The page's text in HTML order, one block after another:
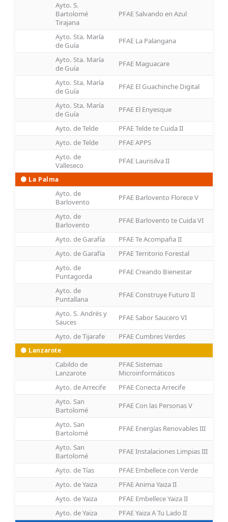
Ayto. S.
Bartolomé
Tirajana
PFAE Salvando en Azul
Ayto. Sta. María
de Guía
PFAE La Palangana
Ayto. Sta. María
de Guía
PFAE Maguacare
Ayto. Sta. María
de Guía
PFAE El Guachinche Digital
Ayto. Sta. María
de Guía
PFAE El Enyesque
Ayto. de Telde
PFAE Telde te Cuida II
Ayto. de Telde
PFAE APPS
Ayto. de
Valleseco
PFAE Laurisilva II
🟠 La Palma
Ayto. de
Barlovento
PFAE Barlovento Florece V
Ayto. de
Barlovento
PFAE Barlovento te Cuida VI
Ayto. de Garafía
PFAE Te Acompaña II
Ayto. de Garafía
PFAE Territorio Forestal
Ayto. de
Puntagorda
PFAE Creando Bienestar
Ayto. de
Puntallana
PFAE Construye Futuro II
Ayto. S. Andrés y
Sauces
PFAE Sabor Saucero VI
Ayto. de Tijarafe PFAE Cumbres Verdes
🟡 Lanzarote
Cabildo de
Lanzarote
PFAE Sistemas
Microinformáticos
Ayto. de Arrecife
PFAE Conecta Arrecife
Ayto. San
Bartolomé
PFAE Con las Personas V
Ayto. San
Bartolomé
PFAE Energías Renovables III
Ayto. San
Bartolomé
PFAE Instalaciones Limpias III
Ayto. de Tías
PFAE Embellece con Verde
Ayto. de Yaiza
PFAE Anima Yaiza II
Ayto. de Yaiza
PFAE Embellece Yaiza II
Ayto. de Yaiza
PFAE Yaiza A Tu Lado II